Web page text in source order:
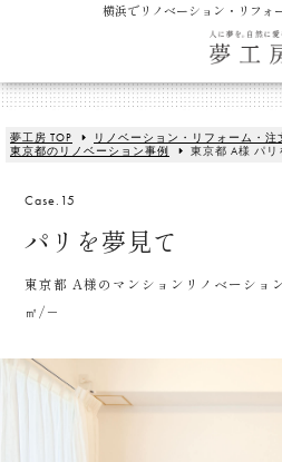
横浜でリノベーション・リフォ
夢工房 TOP
リノベーション・リフォーム・注
東京都のリノベーション事例
東京都 A様 パリ
Case.15
パリを夢見て
東京都 A様のマンションリノベーショ
㎡/－